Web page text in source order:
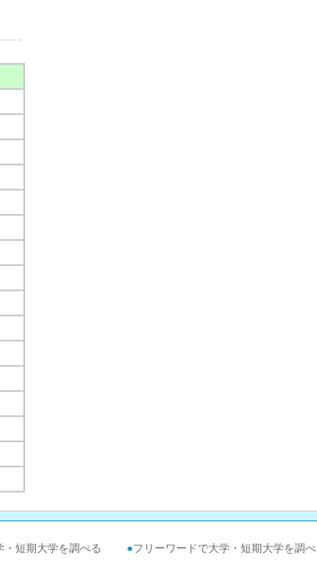
・短期大学を調べる ●フリーワードで大学・短期大学を調べ